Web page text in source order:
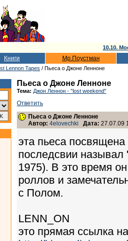
10.10.
Книги Мр.Поустман
Lennon Tapes / Пьеса о Джоне Ленноне
Пьеса о Джоне Ленноне
Тема: Джон Леннон - "lost weekend"
Ответить
Пьеса о Джоне Ленноне
Автор: 4elovechki Дата: 27.07.09
эта пьеса
последсвии
1975). В это время
роллов и
с Полом.
LENN_ON
это прямая ссылка